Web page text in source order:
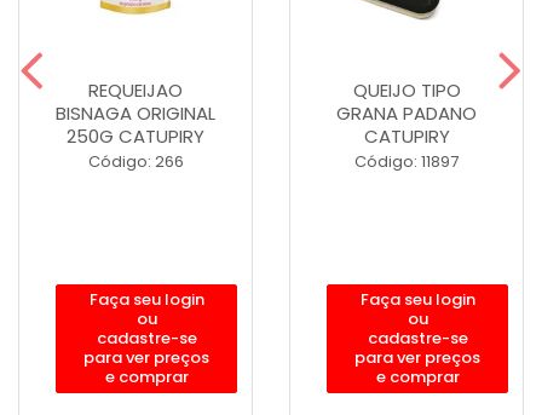
REQUEIJAO
BISNAGA ORIGINAL
250G CATUPIRY
Código: 266
Faça seu login
ou
cadastre-se
para ver preços
e comprar
QUEIJO TIPO
GRANA PADANO
CATUPIRY
Código: 11897
Faça seu login
ou
cadastre-se
para ver preços
e comprar